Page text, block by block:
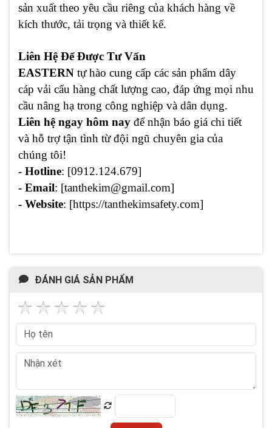
sản xuất theo yêu cầu riêng của khách hàng về
kích thước, tải trọng và thiết kế.
Liên Hệ Để Được Tư Vấn
EASTERN tự hào cung cấp các sản phẩm dây
cáp vải cẩu hàng chất lượng cao, đáp ứng mọi nhu
cầu nâng hạ trong công nghiệp và dân dụng.
Liên hệ ngay hôm nay để nhận báo giá chi tiết
và hỗ trợ tận tình từ đội ngũ chuyên gia của
chúng tôi!
- Hotline: [0912.124.679]
- Email: [tanthekim@gmail.com]
- Website: [https://tanthekimsafety.com]
ĐÁNH GIÁ SẢN PHẨM